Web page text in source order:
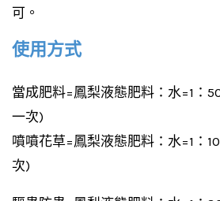
可。
使用方式
當成肥料=鳳梨液態肥料：水=1：
一次)
噴噴花草=鳳梨液態肥料：水=1：
次)